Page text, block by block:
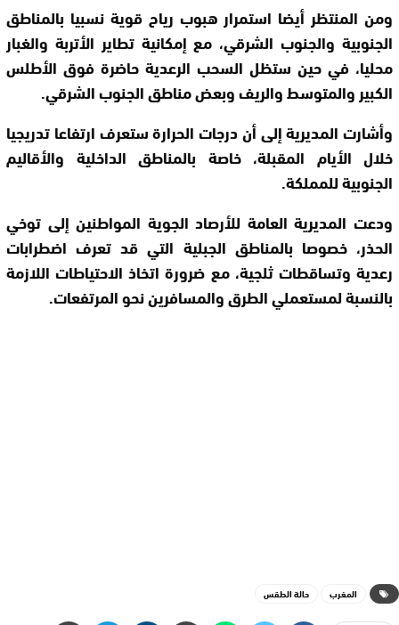
ومن المنتظر أيضا استمرار هبوب رياح قوية نسبيا بالمناطق
الجنوبية والجنوب الشرقي، مع إمكانية تطاير الأتربة والغبار
محليا، في حين ستظل السحب الرعدية حاضرة فوق الأطلس
الكبير والمتوسط والريف وبعض مناطق الجنوب الشرقي.
وأشارت المديرية إلى أن درجات الحرارة ستعرف ارتفاعا تدريجيا
خلال الأيام المقبلة، خاصة بالمناطق الداخلية والأقاليم
الجنوبية للمملكة.
ودعت المديرية العامة للأرصاد الجوية المواطنين إلى توخي
الحذر، خصوصا بالمناطق الجبلية التي قد تعرف اضطرابات
رعدية وتساقطات ثلجية، مع ضرورة اتخاذ الاحتياطات اللازمة
بالنسبة لمستعملي الطرق والمسافرين نحو المرتفعات.
المغرب حالة الطقس